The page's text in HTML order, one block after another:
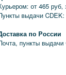
от 465 руб,
выдачи
по России
пункты выдачи